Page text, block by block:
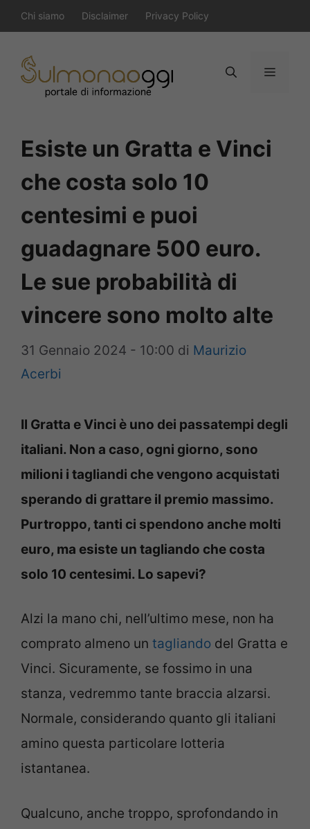
al
contenuto
Chi siamo Disclaimer Privacy Policy
Menu
Esiste un Gratta e Vinci
che costa solo 10
centesimi e puoi
guadagnare 500 euro.
Le sue probabilità di
vincere sono molto alte
31 Gennaio 2024 - 10:00 di Maurizio
Acerbi
Il Gratta e Vinci è uno dei passatempi degli
italiani. Non a caso, ogni giorno, sono
milioni i tagliandi che vengono acquistati
sperando di grattare il premio massimo.
Purtroppo, tanti ci spendono anche molti
euro, ma esiste un tagliando che costa
solo 10 centesimi. Lo sapevi?
Alzi la mano chi, nell’ultimo mese, non ha
comprato almeno un tagliando del Gratta e
Vinci. Sicuramente, se fossimo in una
stanza, vedremmo tante braccia alzarsi.
Normale, considerando quanto gli italiani
amino questa particolare lotteria
istantanea.
Qualcuno, anche troppo, sprofondando in